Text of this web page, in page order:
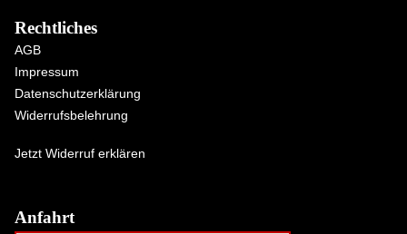
Rechtliches
AGB
Impressum
Datenschutzerklärung
Widerrufsbelehrung
Jetzt Widerruf erklären
Anfahrt